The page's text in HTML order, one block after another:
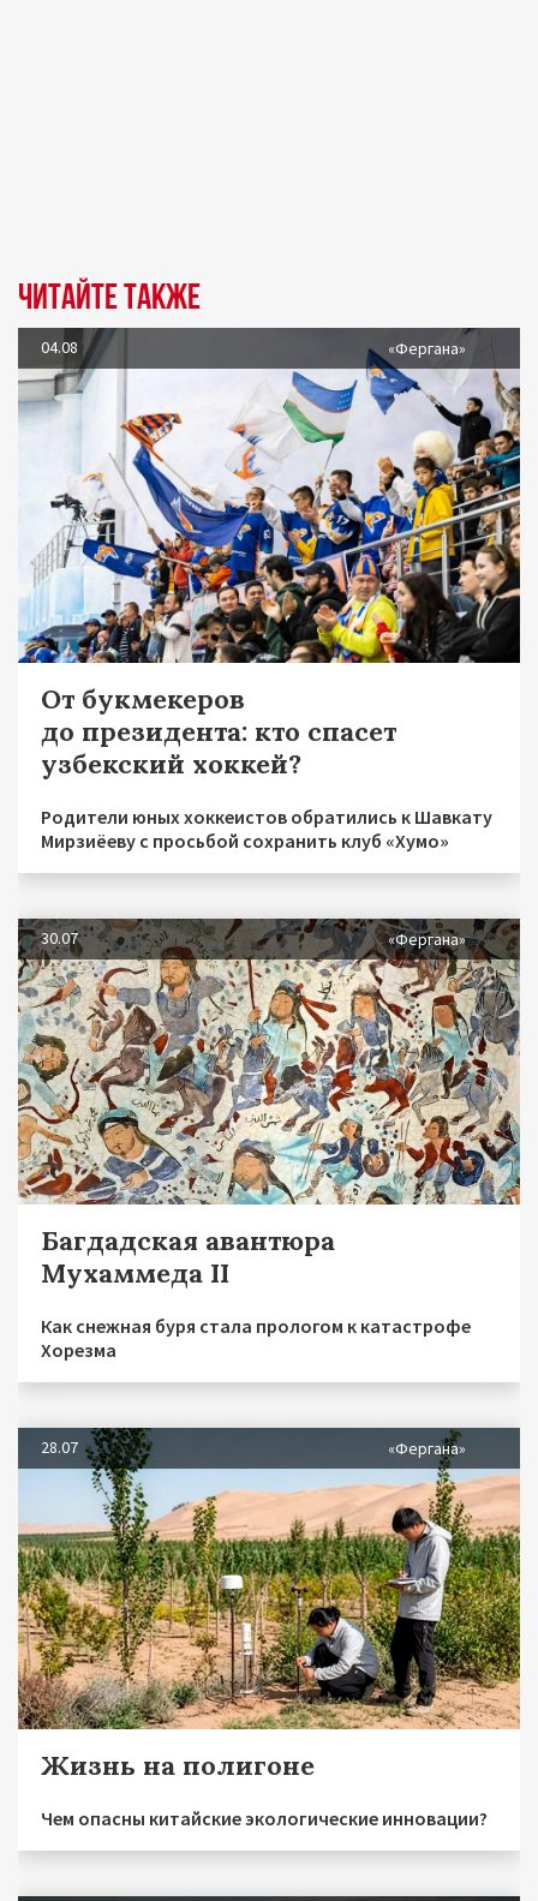
Читайте также
04.08 «Фергана»
От букмекеров
до президента: кто спасет
узбекский хоккей?
Родители юных хоккеистов обратились к Шавкату
Мирзиёеву с просьбой сохранить клуб «Хумо»
30.07 «Фергана»
Багдадская авантюра
Мухаммеда II
Как снежная буря стала прологом к катастрофе
Хорезма
28.07 «Фергана»
Жизнь на полигоне
Чем опасны китайские экологические инновации?